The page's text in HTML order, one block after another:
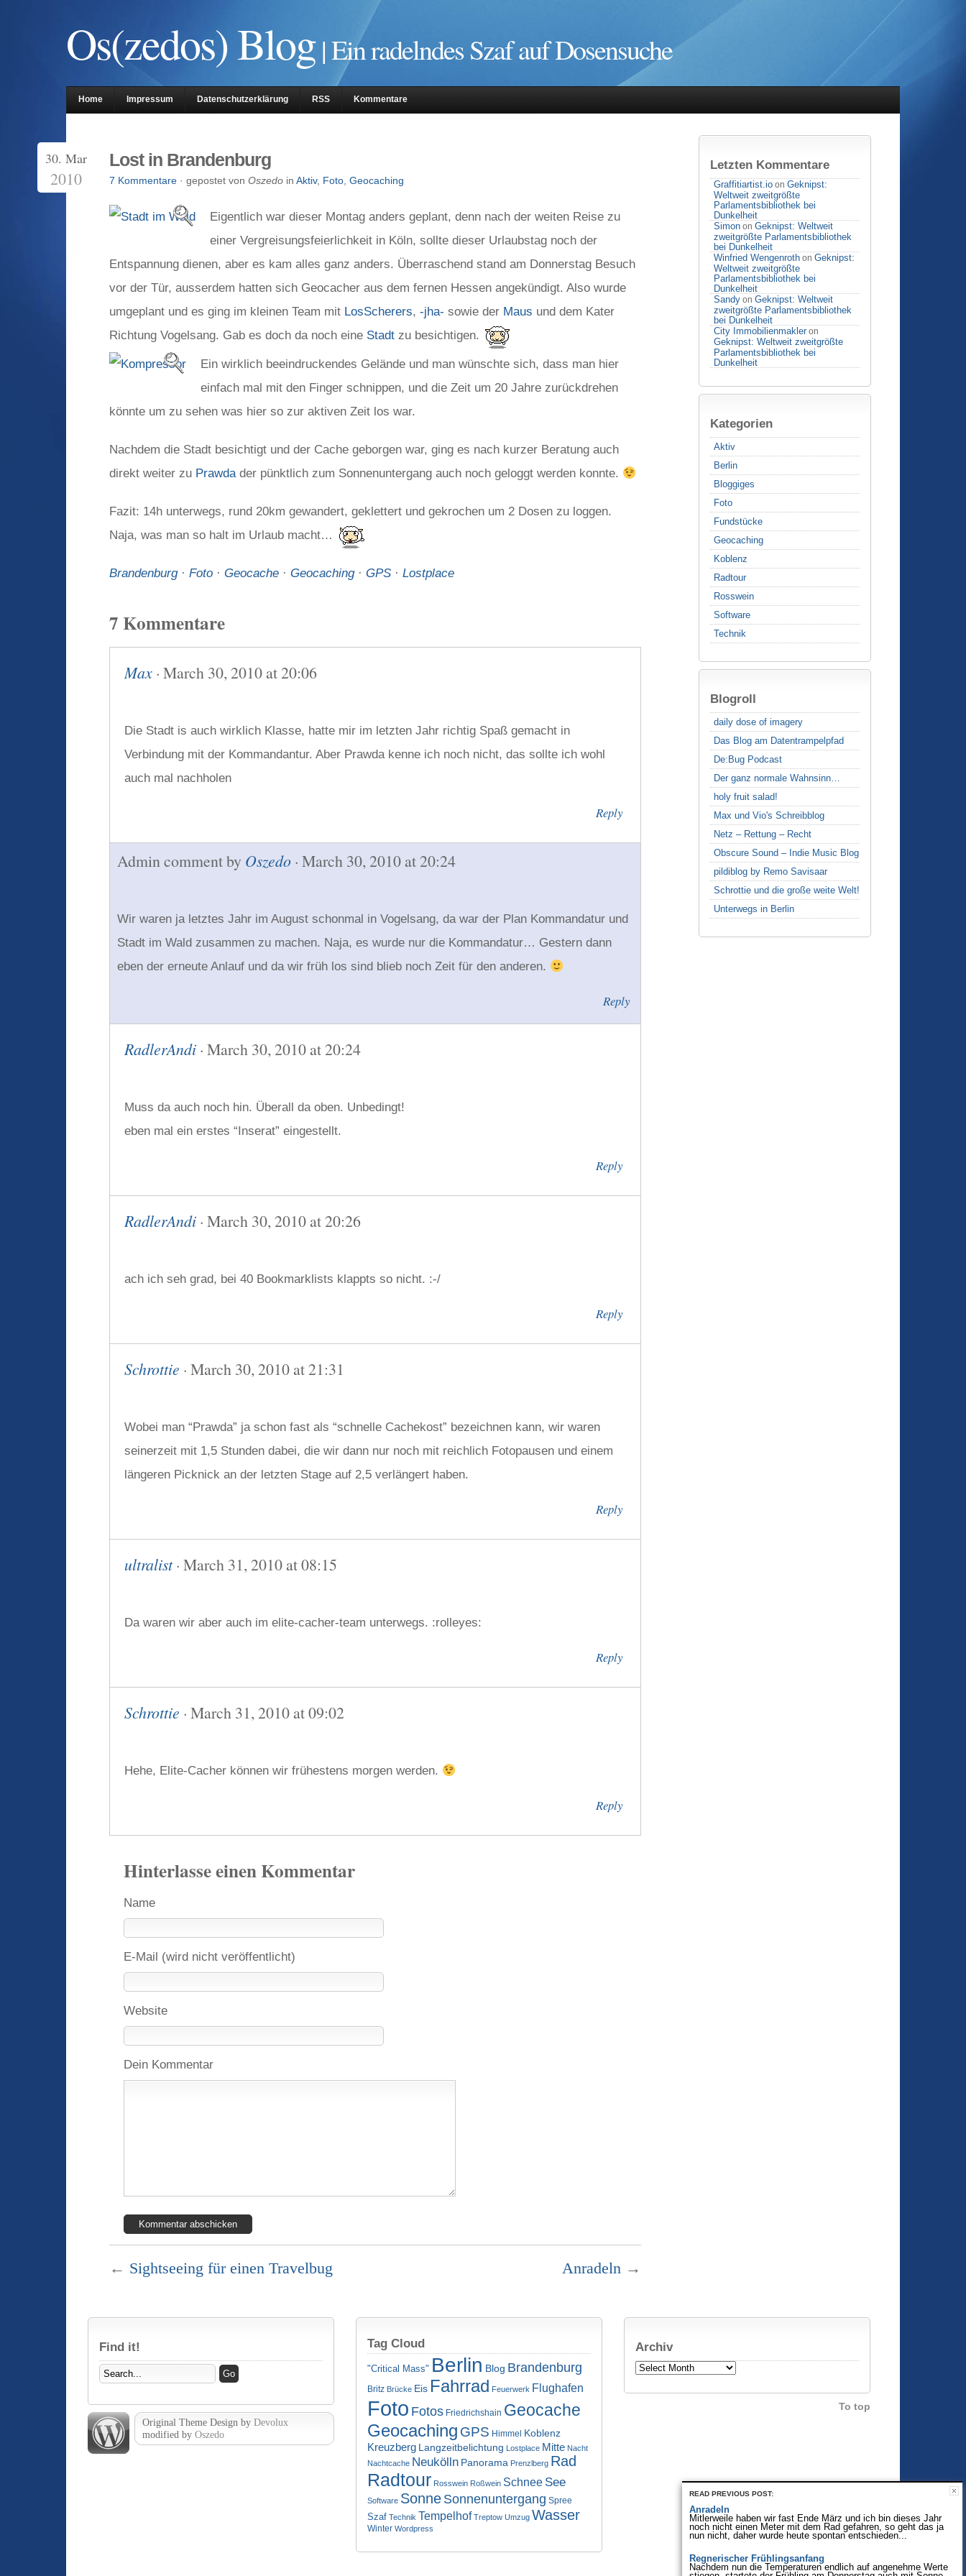
Os(zedos) Blog| Ein radelndes Szaf auf Dosensuche
Home Impressum Datenschutzerklärung RSS Kommentare
Letzten Kommentare
Graffitiartist.io on Geknipst:
Weltweit zweitgrößte
Parlamentsbibliothek bei
Dunkelheit
Simon on Geknipst: Weltweit
zweitgrößte Parlamentsbibliothek
bei Dunkelheit
Winfried Wengenroth on Geknipst:
Weltweit zweitgrößte
Parlamentsbibliothek bei
Dunkelheit
Sandy on Geknipst: Weltweit
zweitgrößte Parlamentsbibliothek
bei Dunkelheit
City Immobilienmakler on
Geknipst: Weltweit zweitgrößte
Parlamentsbibliothek bei
Dunkelheit
Kategorien
Aktiv
Berlin
Bloggiges
Foto
Fundstücke
Geocaching
Koblenz
Radtour
Rosswein
Software
Technik
Blogroll
daily dose of imagery
Das Blog am Datentrampelpfad
De:Bug Podcast
Der ganz normale Wahnsinn…
holy fruit salad!
Max und Vio's Schreibblog
Netz – Rettung – Recht
Obscure Sound – Indie Music Blog
pildiblog by Remo Savisaar
Schrottie und die große weite Welt!
Unterwegs in Berlin
30. Mar
2010
Lost in Brandenburg
7 Kommentare · gepostet von Oszedo in Aktiv, Foto Geocaching
Eigentlich war dieser Montag anders geplant, denn nach der weiten Reise zu
einer Vergreisungsfeierlichkeit in Köln, sollte dieser Urlaubstag noch der
Entspannung dienen, aber es kam alles ganz anders. Überraschend stand am Donnerstag Besuch
vor der Tür, ausserdem hatten sich Geocacher aus dem fernen Hessen angekündigt. Also wurde
umgeplant und es ging im kleinen Team mit LosScherers, -jha- sowie der Maus und dem Kater
Richtung Vogelsang. Gab es doch da noch eine Stadt zu besichtigen.
Ein wirklich beeindruckendes Gelände und man wünschte sich, dass man hier
einfach mal mit den Finger schnippen, und die Zeit um 20 Jahre zurückdrehen
könnte um zu sehen was hier so zur aktiven Zeit los war.
Nachdem die Stadt besichtigt und der Cache geborgen war, ging es nach kurzer Beratung auch
direkt weiter zu Prawdader pünktlich zum Sonnenuntergang auch noch geloggt werden konnte.
Fazit: 14h unterwegs, rund 20km gewandert, geklettert und gekrochen um 2 Dosen zu loggen.
Naja, was man so halt im Urlaub macht…
Brandenburg· Foto · Geocache · Geocaching· GPS · Lostplace
7 Kommentare
Max · March 30, 2010 at 20:06
Die Stadt is auch wirklich Klasse, hatte mir im letzten Jahr richtig Spaß gemacht in
Verbindung mit der Kommandantur. Aber Prawda kenne ich noch nicht, das sollte ich wohl
auch mal nachholen
Reply
Admin comment by Oszedo · March 30, 2010 at 20:24
Wir waren ja letztes Jahr im August schonmal in Vogelsang, da war der Plan Kommandatur und
Stadt im Wald zusammen zu machen. Naja, es wurde nur die Kommandatur… Gestern dann
eben der erneute Anlauf und da wir früh los sind blieb noch Zeit für den anderen.
Reply
RadlerAndi · March 30, 2010 at 20:24
Muss da auch noch hin. Überall da oben. Unbedingt!
eben mal ein erstes “Inserat” eingestellt.
Reply
RadlerAndi · March 30, 2010 at 20:26
ach ich seh grad, bei 40 Bookmarklists klappts so nicht. :-/
Reply
Schrottie · March 30, 2010 at 21:31
Wobei man “Prawda” ja schon fast als “schnelle Cachekost” bezeichnen kann, wir waren
seinerzeit mit 1,5 Stunden dabei, die wir dann nur noch mit reichlich Fotopausen und einem
längeren Picknick an der letzten Stage auf 2,5 verlängert haben.
Reply
ultralist· March 31, 2010 at 08:15
Da waren wir aber auch im elite-cacher-team unterwegs. :rolleyes:
Reply
Schrottie · March 31, 2010 at 09:02
Hehe, Elite-Cacher können wir frühestens morgen werden.
Reply
Hinterlasse einen Kommentar
Name
E-Mail (wird nicht veröffentlicht)
Website
Dein Kommentar
← Sightseeing für einen Travelbug Anradeln →
Find it!
Original Theme Design by Devolux
modified by Oszedo
Tag Cloud
"Critical Mass" Berlin Blog Brandenburg
Britz Brücke Eis Fahrrad Feuerwerk Flughafen
Foto Fotos Friedrichshain Geocache
Geocaching GPS Himmel Koblenz
Kreuzberg Langzeitbelichtung Lostplace Mitte Nacht
Nachtcache Neukölln Panorama Prenzlberg Rad
Radtour Rosswein Roßwein Schnee See
Software Sonne Sonnenuntergang Spree
Szaf Technik Tempelhof Treptow Umzug Wasser
Winter Wordpress
Archiv
Archiv
To top
READ PREVIOUS POST:
Anradeln
Mitlerweile haben wir fast Ende März und ich bin dieses Jahr
noch nicht einen Meter mit dem Rad gefahren, so geht das ja
nun nicht, daher wurde heute spontan entschieden...
Regnerischer Frühlingsanfang
Nachdem nun die Temperaturen endlich auf angenehme Werte